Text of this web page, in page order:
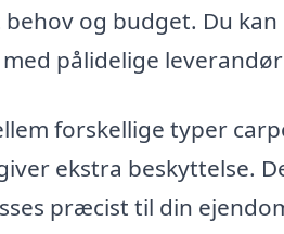
og budget. Du
pålidelige
forskellige typer
ekstra beskyttelse.
præcist til din